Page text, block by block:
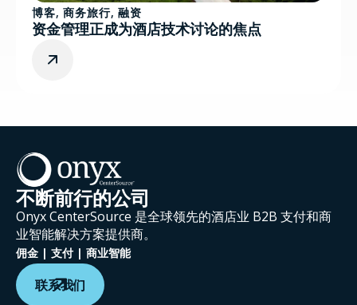
博客,商务旅行,融资
资金管理正成为酒店技术讨论的焦点
不断前行的公司
Onyx CenterSource 是全球领先的酒店业 B2B 支付和商
业智能解决方案提供商。
佣金 | 支付 | 商业智能
联系我们